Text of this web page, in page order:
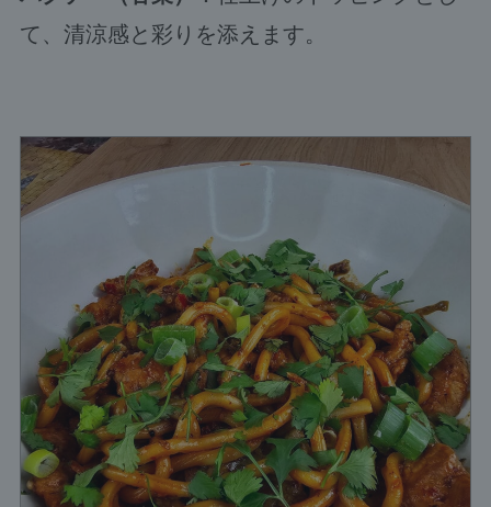
て、清涼感と彩りを添えます。